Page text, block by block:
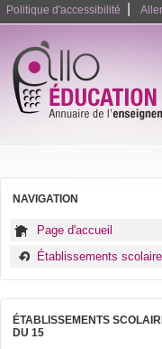
Politique d'accessibilité
NAVIGATION
Page d'accueil
Établissements
ÉTABLISSEMENTS
DU 15